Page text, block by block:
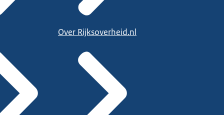
Over Rijksoverheid.nl